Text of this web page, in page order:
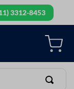
3312-8453